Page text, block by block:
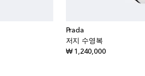
Prada
저지 수영복
₩ 1,240,000original price